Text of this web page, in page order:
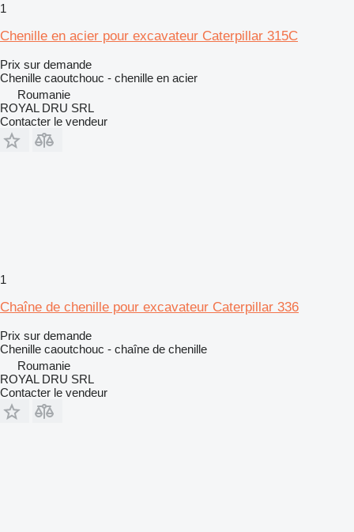
1
Chenille en acier pour excavateur Caterpillar 315C
Prix sur demande
Chenille caoutchouc - chenille en acier
Roumanie
ROYAL DRU SRL
Contacter le vendeur
1
Chaîne de chenille pour excavateur Caterpillar 336
Prix sur demande
Chenille caoutchouc - chaîne de chenille
Roumanie
ROYAL DRU SRL
Contacter le vendeur